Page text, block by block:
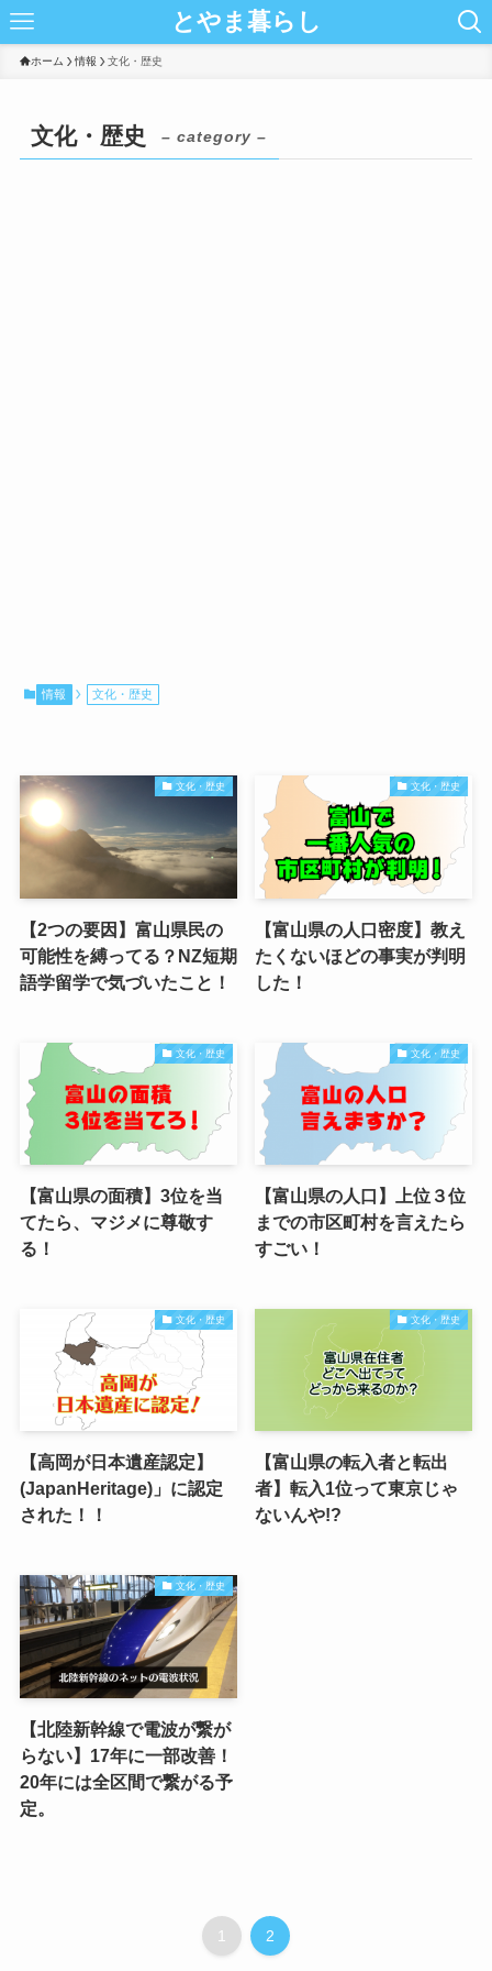
とやま暮らし
ホーム 情報 文化・歴史
文化・歴史 – category –
情報 文化・歴史
文化・歴史
【2つの要因】富山県民の
可能性を縛ってる？NZ短期
語学留学で気づいたこと！
文化・歴史
【富山県の人口密度】教え
たくないほどの事実が判明
した！
文化・歴史
【富山県の面積】3位を当
てたら、マジメに尊敬す
る！
文化・歴史
【富山県の人口】上位３位
までの市区町村を言えたら
すごい！
文化・歴史
【高岡が日本遺産認定】
(JapanHeritage)」に認定
された！！
文化・歴史
【富山県の転入者と転出
者】転入1位って東京じゃ
ないんや!?
文化・歴史
【北陸新幹線で電波が繋が
らない】17年に一部改善！
20年には全区間で繋がる予
定。
1 2